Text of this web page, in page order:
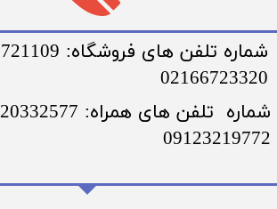
02166723320
09123219772